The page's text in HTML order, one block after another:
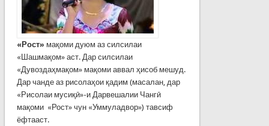
«Рост» мақоми дуюм аз силсилаи
«Шашмақом» аст. Дар силсилаи
«Дувоздаҳмақом» мақоми аввал ҳисоб мешуд.
Дар чанде аз рисолаҳои қадим (масалан, дар
«Рисолаи мусиқӣ»-и Дарвешалии Чангӣ
мақоми «Рост» чун «Уммуладвор») тавсиф
ёфтааст.